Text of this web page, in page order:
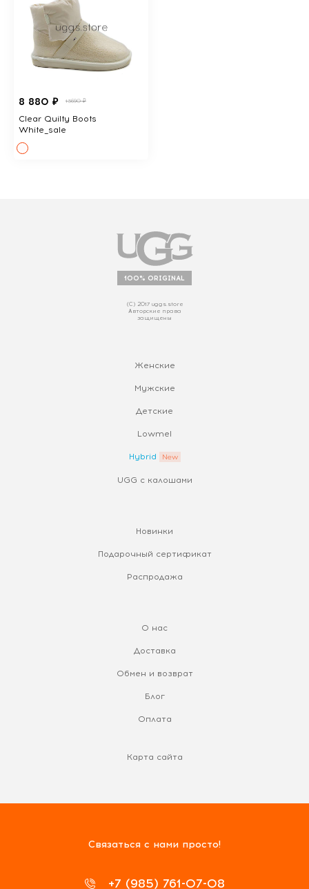
8 880 ₽ 13690 ₽
Clear Quilty Boots
White_sale
100% ORIGINAL
(С) 2017 uggs.store
Авторские права
защищены
Женские
Мужские
Детские
Lowmel
Hybrid
UGG с калошами
Новинки
Подарочный сертификат
Распродажа
О нас
Доставка
Обмен и возврат
Блог
Оплата
Карта сайта
Связаться с нами просто!
+7 (985) 761-07-08